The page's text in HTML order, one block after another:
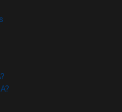
(abre en nueva ventana)
en nueva ventana)